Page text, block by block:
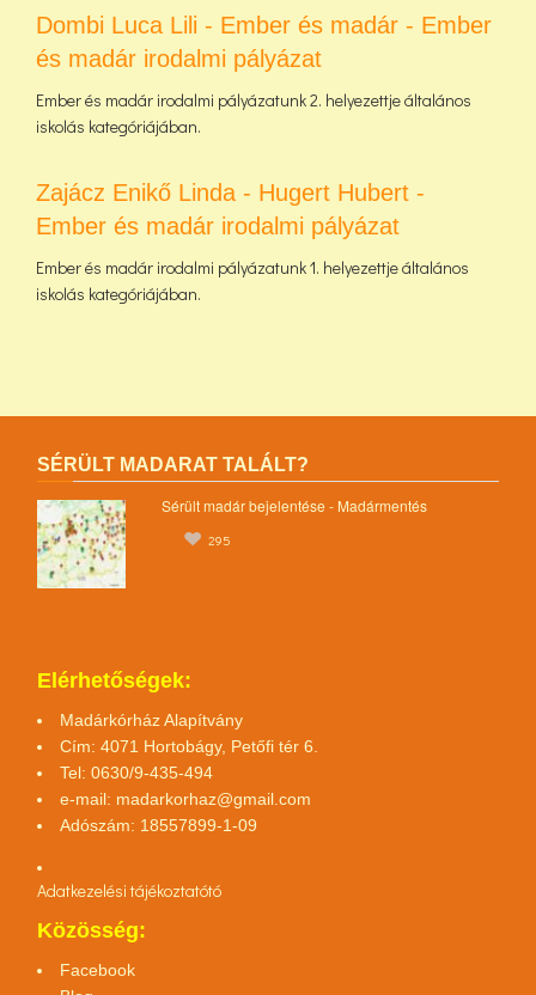
Dombi Luca Lili - Ember és madár - Ember
és madár irodalmi pályázat
Ember és madár irodalmi pályázatunk 2. helyezettje általános
iskolás kategóriájában.
Zajácz Enikő Linda - Hugert Hubert -
Ember és madár irodalmi pályázat
Ember és madár irodalmi pályázatunk 1. helyezettje általános
iskolás kategóriájában.
SÉRÜLT MADARAT TALÁLT?
Sérült madár bejelentése - Madármentés
295
Elérhetőségek:
Madárkórház Alapítvány
Cím: 4071 Hortobágy, Petőfi tér 6.
Tel: 0630/9-435-494
e-mail: madarkorhaz@gmail.com
Adószám: 18557899-1-09
Adatkezelési tájékoztatótó
Közösség:
Facebook